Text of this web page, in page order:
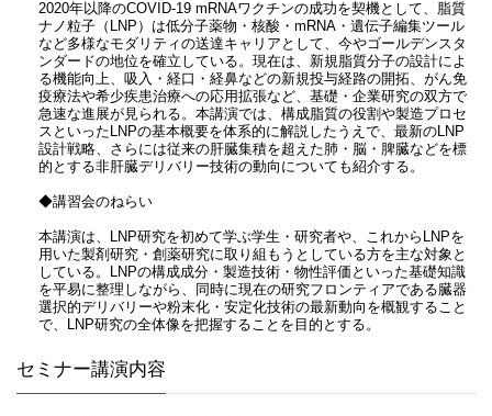
2020年以降のCOVID-19 mRNAワクチンの成功を契機として、脂質
ナノ粒子（LNP）は低分子薬物・核酸・mRNA・遺伝子編集ツール
など多様なモダリティの送達キャリアとして、今やゴールデンスタ
ンダードの地位を確立している。現在は、新規脂質分子の設計によ
る機能向上、吸入・経口・経鼻などの新規投与経路の開拓、がん免
疫療法や希少疾患治療への応用拡張など、基礎・企業研究の双方で
急速な進展が見られる。本講演では、構成脂質の役割や製造プロセ
スといったLNPの基本概要を体系的に解説したうえで、最新のLNP
設計戦略、さらには従来の肝臓集積を超えた肺・脳・脾臓などを標
的とする非肝臓デリバリー技術の動向についても紹介する。
◆講習会のねらい
本講演は、LNP研究を初めて学ぶ学生・研究者や、これからLNPを
用いた製剤研究・創薬研究に取り組もうとしている方を主な対象と
している。LNPの構成成分・製造技術・物性評価といった基礎知識
を平易に整理しながら、同時に現在の研究フロンティアである臓器
選択的デリバリーや粉末化・安定化技術の最新動向を概観すること
で、LNP研究の全体像を把握することを目的とする。
セミナー講演内容